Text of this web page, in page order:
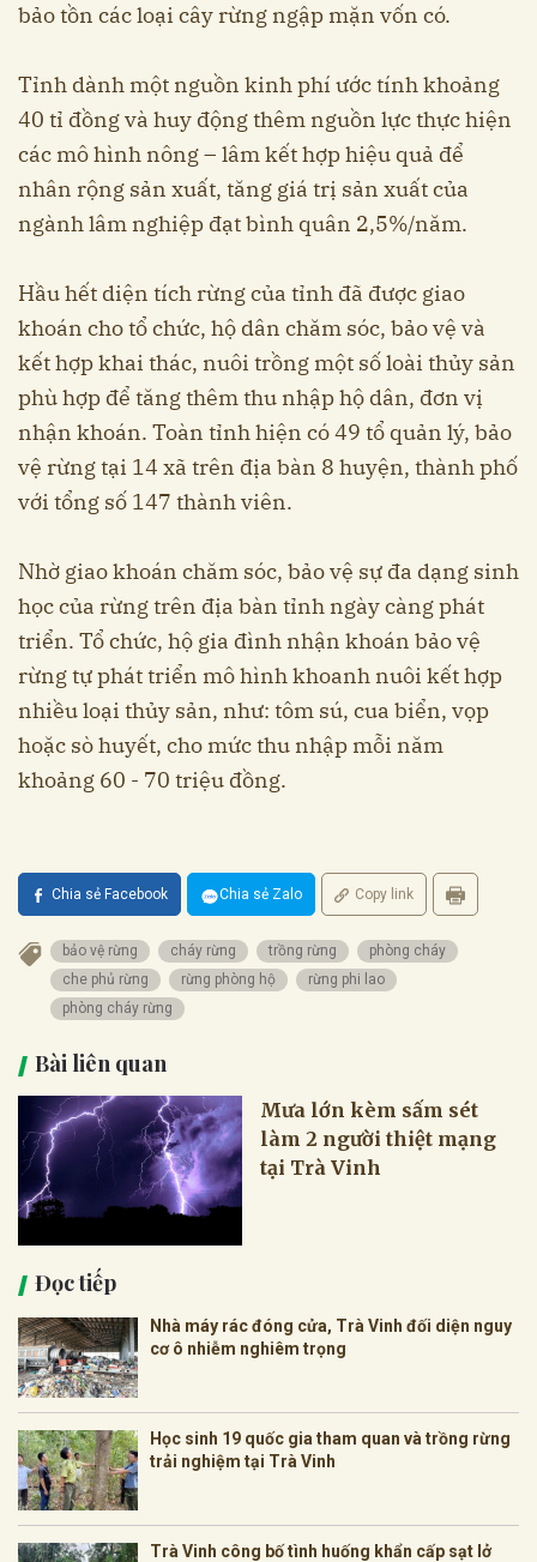
bảo tồn các loại cây rừng ngập mặn vốn có.
Tỉnh dành một nguồn kinh phí ước tính khoảng
40 tỉ đồng và huy động thêm nguồn lực thực hiện
các mô hình nông – lâm kết hợp hiệu quả để
nhân rộng sản xuất, tăng giá trị sản xuất của
ngành lâm nghiệp đạt bình quân 2,5%/năm.
Hầu hết diện tích rừng của tỉnh đã được giao
khoán cho tổ chức, hộ dân chăm sóc, bảo vệ và
kết hợp khai thác, nuôi trồng một số loài thủy sản
phù hợp để tăng thêm thu nhập hộ dân, đơn vị
nhận khoán. Toàn tỉnh hiện có 49 tổ quản lý, bảo
vệ rừng tại 14 xã trên địa bàn 8 huyện, thành phố
với tổng số 147 thành viên.
Nhờ giao khoán chăm sóc, bảo vệ sự đa dạng sinh
học của rừng trên địa bàn tỉnh ngày càng phát
triển. Tổ chức, hộ gia đình nhận khoán bảo vệ
rừng tự phát triển mô hình khoanh nuôi kết hợp
nhiều loại thủy sản, như: tôm sú, cua biển, vọp
hoặc sò huyết, cho mức thu nhập mỗi năm
khoảng 60 - 70 triệu đồng.
Chia sẻ Facebook Chia sẻ Zalo Copy link
bảo vệ rừng cháy rừng trồng rừng
phòng cháy
che phủ rừng
rừng phòng hộ
rừng phi lao
phòng cháy rừng
Bài liên quan
Mưa lớn kèm sấm sét
làm 2 người thiệt mạng
tại Trà Vinh
Đọc tiếp
Nhà máy rác đóng cửa, Trà Vinh đối diện nguy
cơ ô nhiễm nghiêm trọng
Học sinh 19 quốc gia tham quan và trồng rừng
trải nghiệm tại Trà Vinh
Trà Vinh công bố tình huống khẩn cấp sạt lở